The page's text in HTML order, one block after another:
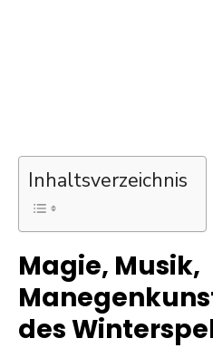
Inhaltsverzeichnis
Magie, Musik,
des